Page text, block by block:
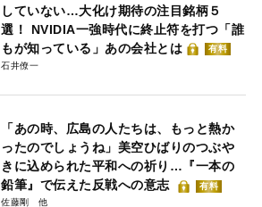
していない…大化け期待の注目銘柄５
選！ NVIDIA一強時代に終止符を打つ「誰
もが知っている」あの会社とは
有料
石井僚一
「あの時、広島の人たちは、もっと熱か
ったのでしょうね」美空ひばりのつぶや
きに込められた平和への祈り…『一本の
鉛筆』で伝えた反戦への意志
有料
佐藤剛